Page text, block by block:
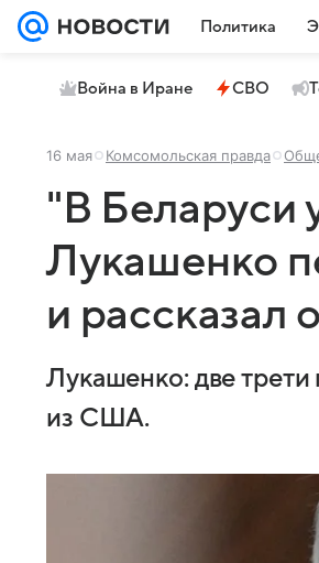
Политика
Война в Иране СВО
16 мая Комсомольская правда
"В Беларуси
Лукашенко
и
Лукашенко: две
из США.